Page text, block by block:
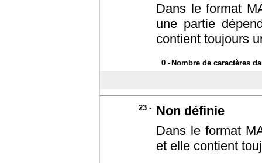
Dans le format
une partie
contient toujours
0 -Nombre de caractères
23 -
Non définie
Dans le format
et elle contient